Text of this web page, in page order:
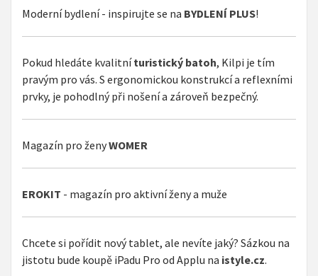
Moderní bydlení - inspirujte se na BYDLENÍ PLUS!
Pokud hledáte kvalitníturistický batoh, Kilpi je tím
pravým pro vás. S ergonomickou konstrukcí a reflexními
prvky, je pohodlný při nošení a zároveň bezpečný.
Magazín pro ženyWOMER
EROKIT - magazín pro aktivní ženy a muže
Chcete si pořídit nový tablet, ale nevíte jaký? Sázkou na
jistotu bude koupě iPadu Pro od Applu na istyle.cz.